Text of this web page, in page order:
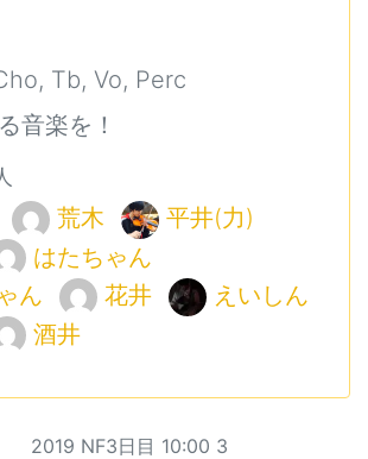
Tb, Vo, Perc
音楽を！
荒木
平井(力)
はたちゃん
ん
花井
えいしん
酒井
2019 NF3日目 10:00 3